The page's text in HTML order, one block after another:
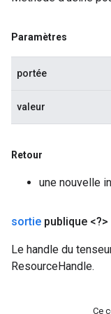
Paramètres
portée
valeur
Retour
une nouvelle
sortie publique <?>
Le handle du
ResourceHandle.
Ce